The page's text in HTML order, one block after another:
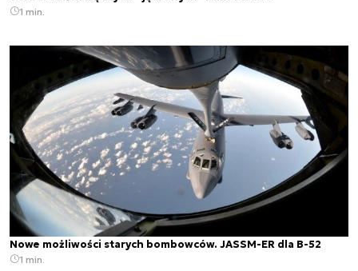
1 min.
Nowe możliwości starych bombowców. JASSM-ER dla B-52
1 min.